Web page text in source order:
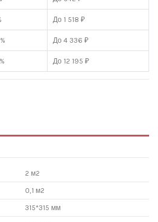
До 1 518 ₽
До 4 336 ₽
До 12 195 ₽
2 м2
0,1 м2
315*315 мм